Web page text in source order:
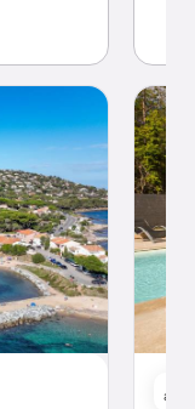
ab